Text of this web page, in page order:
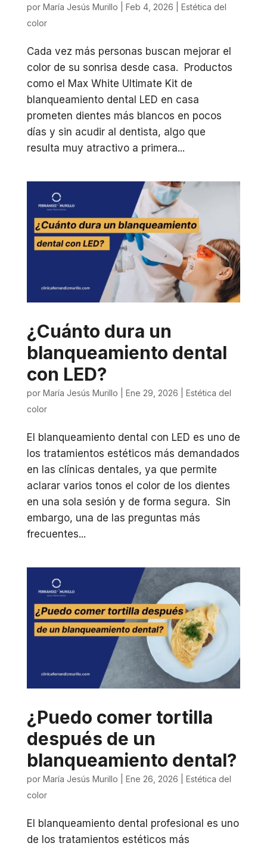
por María Jesús Murillo Feb 4, 2026
Estética del
color
Cada vez más personas buscan mejorar el
color de su sonrisa desde casa. Productos
como el Max White Ultimate Kit de
blanqueamiento dental LED en casa
prometen dientes más blancos en pocos
días y sin acudir al dentista, algo que
resulta muy atractivo a primera...
¿Cuánto dura un
blanqueamiento dental
con LED?
por María Jesús Murillo Ene 29, 2026
Estética del
color
El blanqueamiento dental con LED es uno de
los tratamientos estéticos más demandados
en las clínicas dentales, ya que permite
aclarar varios tonos el color de los dientes
en una sola sesión y de forma segura. Sin
embargo, una de las preguntas más
frecuentes...
¿Puedo comer tortilla
después de un
blanqueamiento dental?
por María Jesús Murillo Ene 26, 2026
Estética del
color
El blanqueamiento dental profesional es uno
de los tratamientos estéticos más